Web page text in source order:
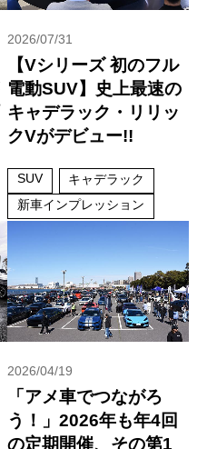
2026/07/31
【Vシリーズ 初のフル
電動SUV】史上最速の
キャデラック・リリッ
クVがデビュー!!
SUV
キャデラック
新車インプレッション
2026/04/19
「アメ車でつながろ
う！」2026年も年4回
の定期開催、その第1